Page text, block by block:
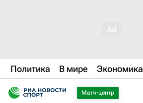
Политика В мире Экономика
Матч-центр